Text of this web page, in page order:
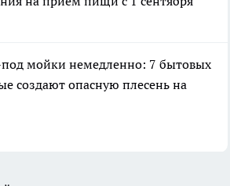
под мойки немедленно: 7 бытовых
создают опасную плесень на